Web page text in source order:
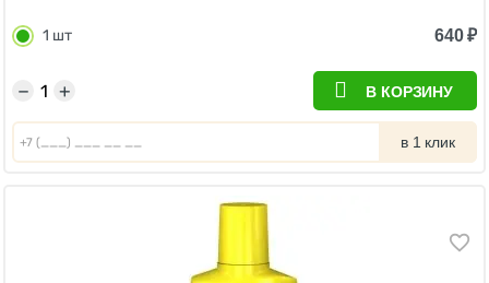
1 шт 640₽
+
− В КОРЗИНУ
в 1 клик